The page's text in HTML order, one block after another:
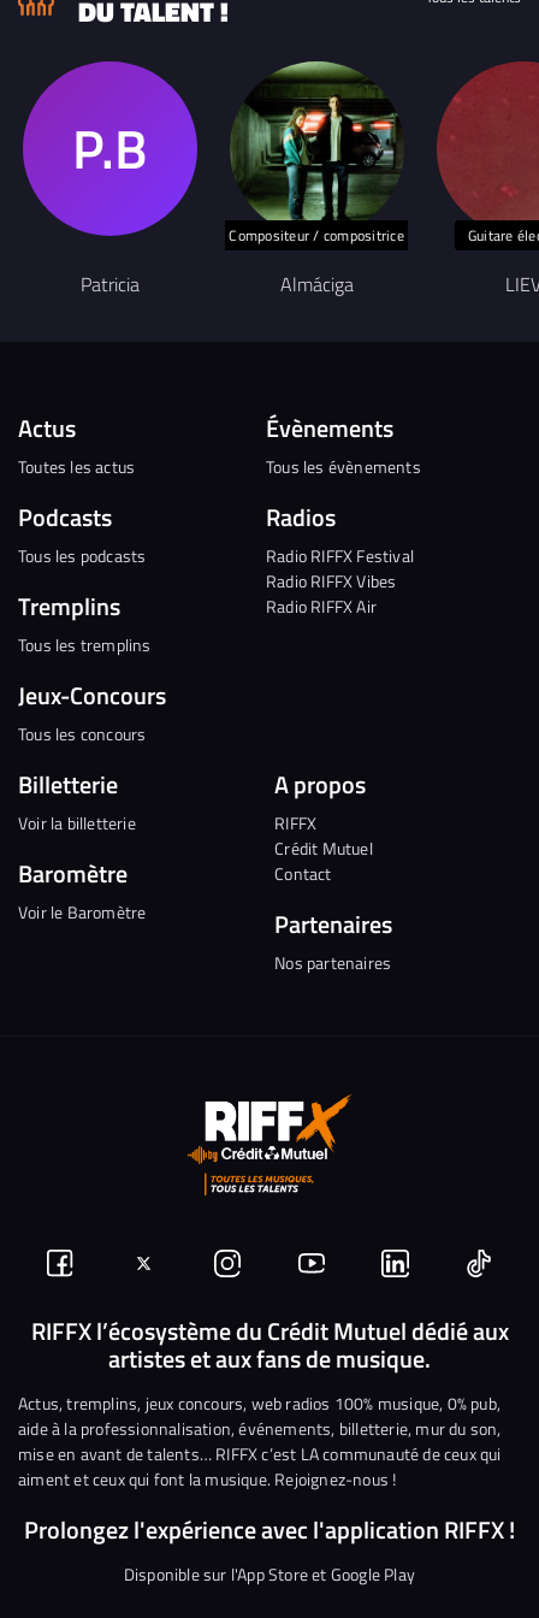
DU TALENT !
Patricia
Compositeur / compositrice
Almáciga
Guitare
Actus
Toutes les actus
Podcasts
Tous les podcasts
Tremplins
Tous les tremplins
Jeux-Concours
Tous les concours
Évènements
Tous les évènements
Radios
Radio RIFFX Festival
Radio RIFFX Vibes
Radio RIFFX Air
Billetterie
Voir la billetterie
Baromètre
Voir le Baromètre
A propos
RIFFX
Crédit Mutuel
Contact
Partenaires
Nos partenaires
Suivez-
nous
Facebook
Suivez-
nous
sur
Twitter
Nous
rejoindre
sur
Instagram
Nous
rejoindre
sur
YouTube
Nous
rejoindre
sur
Linkedin
Nous
RIFFX l’écosystème du Crédit Mutuel dédié aux
artistes et aux fans de musique.
Actus, tremplins, jeux concours, web radios 100% musique, 0% pub,
aide à la professionnalisation, événements, billetterie, mur du son,
mise en avant de talents… RIFFX c’est LA communauté de ceux qui
aiment et ceux qui font la musique. Rejoignez-nous !
Prolongez l'expérience avec l'application RIFFX !
Disponible sur l'App Store et Google Play